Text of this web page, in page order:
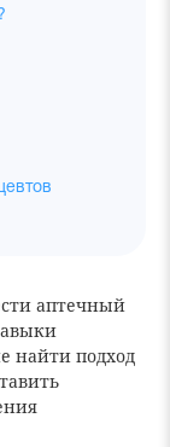
аптечный
найти подход